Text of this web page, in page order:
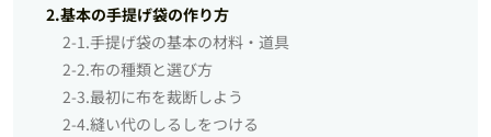
2.基本の手提げ袋の作り方
2-1.手提げ袋の基本の材料・道具
2-2.布の種類と選び方
2-3.最初に布を裁断しよう
2-4.縫い代のしるしをつける